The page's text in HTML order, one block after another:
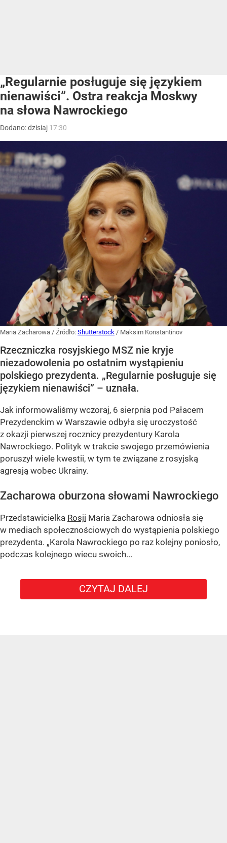
„Regularnie posługuje się językiem
nienawiści”. Ostra reakcja Moskwy
na słowa Nawrockiego
Dodano:dzisiaj 17:30
Maria Zacharowa / Źródło: Shutterstock / Maksim Konstantinov
Rzeczniczka rosyjskiego MSZ nie kryje
niezadowolenia po ostatnim wystąpieniu
polskiego prezydenta. „Regularnie posługuje się
językiem nienawiści” – uznała.
Jak informowaliśmy wczoraj, 6 sierpnia pod Pałacem
Prezydenckim w Warszawie odbyła się uroczystość
z okazji pierwszej rocznicy prezydentury Karola
Nawrockiego. Polityk w trakcie swojego przemówienia
poruszył wiele kwestii, w tym te związane z rosyjską
agresją wobec Ukrainy.
Zacharowa oburzona słowami Nawrockiego
Przedstawicielka Rosji Maria Zacharowa odniosła się
w mediach społecznościowych do wystąpienia polskiego
prezydenta. „Karola Nawrockiego po raz kolejny poniosło,
podczas kolejnego wiecu swoich...
CZYTAJ DALEJ